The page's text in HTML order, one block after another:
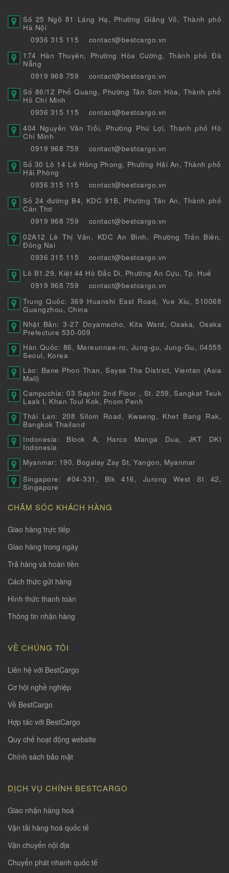
Số 25 Ngõ 81 Láng Hạ, Phường Giảng Võ, Thành phố
Hà Nội
0936 315 115
contact@bestcargo.vn
174 Hàn Thuyên, Phường Hòa Cường, Thành phố Đà
Nẵng
0919 968 759
contact@bestcargo.vn
Số 86/12 Phổ Quang, Phường Tân Sơn Hòa, Thành phố
Hồ Chí Minh
0936 315 115
contact@bestcargo.vn
404 Nguyễn Văn Trỗi, Phường Phú Lợi, Thành phố Hồ
Chí Minh
0919 968 759
contact@bestcargo.vn
Số 30 Lô 14 Lê Hồng Phong, Phường Hải An, Thành phố
Hải Phòng
0936 315 115
contact@bestcargo.vn
Số 24 đường B4, KDC 91B, Phường Tân An, Thành phố
Cần Thơ
0919 968 759
contact@bestcargo.vn
02A12 Lê Thị Vân, KDC An Bình, Phường Trấn Biên,
Đồng Nai
0936 315 115
contact@bestcargo.vn
Lô B1.29, Kiệt 44 Hồ Đắc Di, Phường An Cựu, Tp. Huế
0919 968 759
contact@bestcargo.vn
Trung Quốc: 369 Huanshi East Road, Yue Xiu, 510068
Guangzhou, China
Nhật Bản: 3-27 Doyamacho, Kita Ward, Osaka, Osaka
Prefecture 530-009
Hàn Quốc: 86, Mareunnae-ro, Jung-gu, Jung-Gu, 04555
Seoul, Korea
Lào: Bane Phon Than, Sayse Tha District, Vientan (Asia
Mall)
Campuchia: 03 Saphir 2nd Floor , St. 259, Sangkat Teuk
Laak I, Khan Toul Kok, Pnom Penh
Thái Lan: 208 Silom Road, Kwaeng, Khet Bang Rak,
Bangkok Thailand
Indonesia: Block A, Harco Manga Dua, JKT DKI
Indonesia
Myanmar: 190, Bogalay Zay St, Yangon, Myanmar
Singapore: #04-331, Blk 416, Jurong West St 42,
Singapore
CHĂM SÓC KHÁCH HÀNG
Giao hàng trực tiếp
Giao hàng trong ngày
Trả hàng và hoàn tiền
Cách thức gửi hàng
Hình thức thanh toàn
Thông tin nhận hàng
VỀ CHÚNG TÔI
Liên hệ với BestCargo
Cơ hội nghề nghiệp
Về BestCargo
Hợp tác với BestCargo
Quy chế hoạt động website
Chính sách bảo mật
DỊCH VỤ CHÍNH BESTCARGO
Giao nhận hàng hoá
Vận tải hàng hoá quốc tế
Vận chuyển nội địa
Chuyển phát nhanh quốc tế